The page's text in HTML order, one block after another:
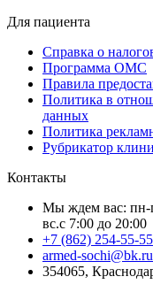
Для пациента
Справка о
Программа ОМС
Правила
Политика в
данных
Политика
Рубрикатор
Контакты
Мы ждем вас: пн-
вс.с 7:00 до 20:00
+7 (862) 254-55-55
armed-sochi@bk.ru
354065,